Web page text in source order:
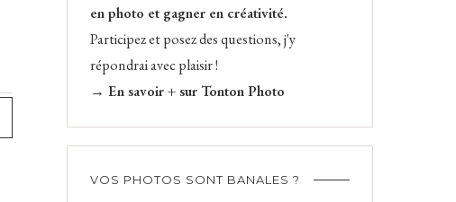
en photo et gagner en créativité.
Participez et posez des questions, j'y
répondrai avec plaisir !
→ En savoir + sur Tonton Photo
VOS PHOTOS SONT BANALES ?